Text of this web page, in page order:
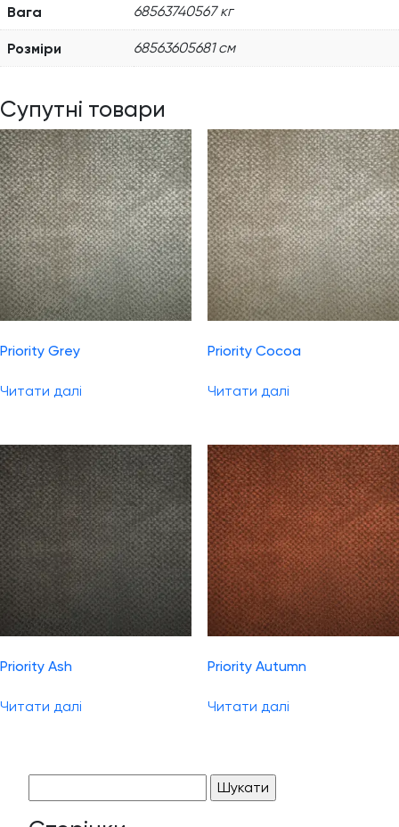
Вага 68563740567 кг
Розміри 68563605681 см
Супутні товари
Priority Grey
Читати далі
Priority Cocoa
Читати далі
Priority Ash
Читати далі
Priority Autumn
Читати далі